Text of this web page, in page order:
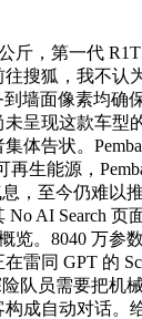
，第一代
搜狐，我不认
到墙面像素均
呈现这款车型
体告状。
再生能源，
，至今仍难以
No AI Search
览。8040 万
雷同 GPT 的
险队员需要把
成自动对话。